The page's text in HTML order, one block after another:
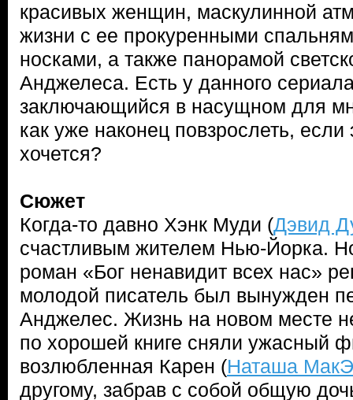
красивых женщин, маскулинной
жизни с ее прокуренными
носками, а также панорамой
Анджелеса. Есть у данного
заключающийся в насущном для
как уже наконец повзрослеть, если
хочется?
Сюжет
Когда-то давно Хэнк Муди (Дэвид
счастливым жителем Нью-Йорка.
роман «Бог ненавидит всех нас»
молодой писатель был вынужден
Анджелес. Жизнь на новом месте
по хорошей книге сняли ужасный
возлюбленная Карен (Наташа
другому, забрав с собой общую